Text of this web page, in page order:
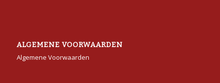
ALGEMENE VOORWAARDEN
Algemene Voorwaarden